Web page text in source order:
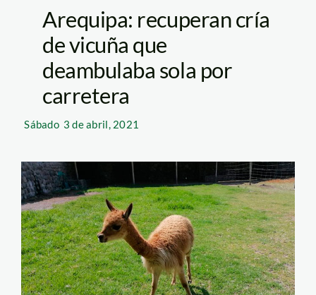
Arequipa: recuperan cría
de vicuña que
deambulaba sola por
carretera
Sábado 3 de abril, 2021